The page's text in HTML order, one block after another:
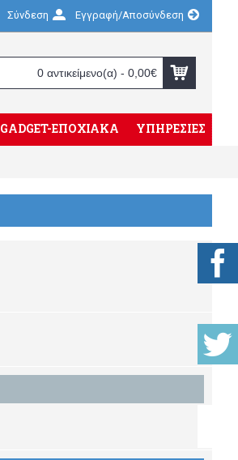
Σύνδεση Εγγραφή/Αποσύνδεση
0 αντικείμενο(α) - 0,00€
GADGET-ΕΠΟΧΙΑΚΑ ΥΠΗΡΕΣΙΕΣ